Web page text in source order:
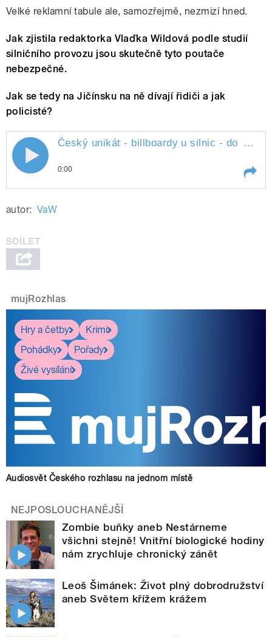
Velké reklamní tabule ale, samozřejmě, nezmizí hned.
Jak zjistila redaktorka Vlaďka Wildová podle studií
silničního provozu jsou skutečně tyto poutače
nebezpečné.
Jak se tedy na Jičínsku na ně dívají řidiči a jak
policisté?
Český unikát - billboardy u silnic - do 5
let zmizí
pause
Český unikát - billboardy u silnic - do
0:00
- do
autor: VaW
mujRozhlas
Hry a četby
Krimi
Pohádky
Pořady
Živé vysílání
Audiosvět Českého rozhlasu na jednom místě
NEJPOSLOUCHANĚJŠÍ
Zombie buňky aneb Nestárneme
všichni stejně! Vnitřní biologické hodiny
nám zrychluje chronický zánět
Leoš Šimánek: Život plný dobrodružství
aneb Světem křížem krážem